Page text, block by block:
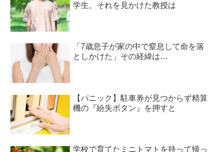
学生。それを見かけた教授は
「7歳息子が家の中で窒息して命を落
としかけた」その経緯は…
【パニック】駐車券が見つからず精算
機の『紛失ボタン』を押すと
学校で育てたミニトマトを持って帰っ